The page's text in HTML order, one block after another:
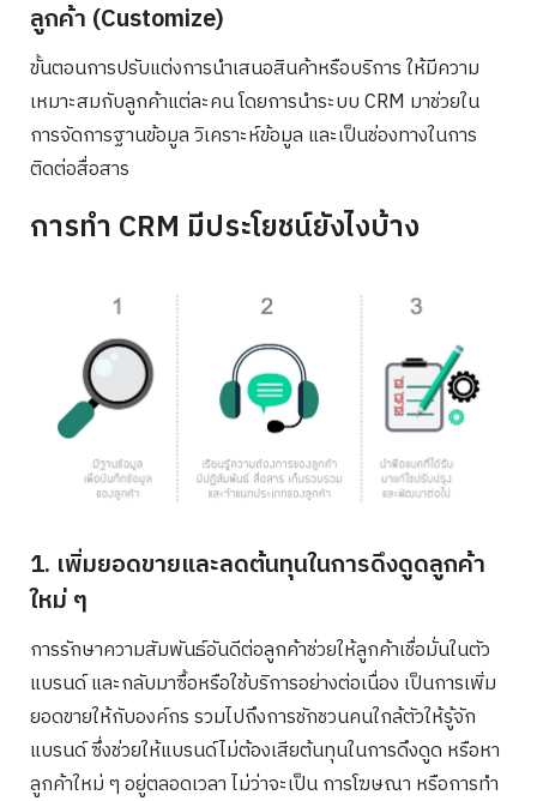
ลูกค้า (Customize)
ขั้นตอนการปรับแต่งการนำเสนอสินค้าหรือบริการ ให้มีความ
เหมาะสมกับลูกค้าแต่ละคน โดยการนำระบบ CRM มาช่วยใน
การจัดการฐานข้อมูล วิเคราะห์ข้อมูล และเป็นช่องทางในการ
ติดต่อสื่อสาร
การทำ CRM มีประโยชน์ยังไงบ้าง
1. เพิ่มยอดขายและลดต้นทุนในการดึงดูดลูกค้า
ใหม่ ๆ
การรักษาความสัมพันธ์อันดีต่อลูกค้าช่วยให้ลูกค้าเชื่อมั่นในตัว
แบรนด์ และกลับมาซื้อหรือใช้บริการอย่างต่อเนื่อง เป็นการเพิ่ม
ยอดขายให้กับองค์กร รวมไปถึงการชักชวนคนใกล้ตัวให้รู้จัก
แบรนด์ ซึ่งช่วยให้แบรนด์ไม่ต้องเสียต้นทุนในการดึงดูด หรือหา
ลูกค้าใหม่ ๆ อยู่ตลอดเวลา ไม่ว่าจะเป็น การโฆษณา หรือการทำ